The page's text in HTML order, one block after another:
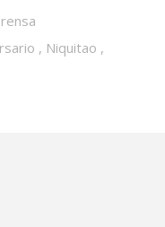
, Niquitao ,